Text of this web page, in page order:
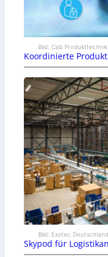
Bild: Cab Produkttechnik
Koordinierte
Bild: Exotec
Skypod für